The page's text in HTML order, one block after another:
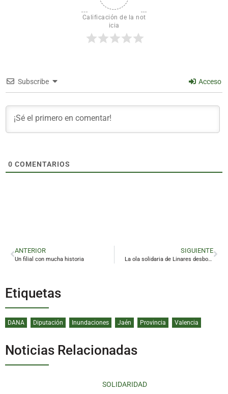
Calificación de la not
icia
Subscribe Acceso
0 COMENTARIOS
ANTERIOR
Un filial con mucha historia
SIGUIENTE
La ola solidaria de Linares desborda todas las previsiones
Etiquetas
DANA Diputación Inundaciones Jaén Provincia Valencia
Noticias Relacionadas
SOLIDARIDAD